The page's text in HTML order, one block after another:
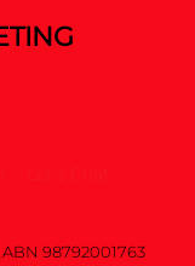
98792001763